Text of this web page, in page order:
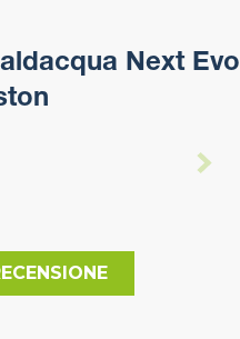
Next Evo